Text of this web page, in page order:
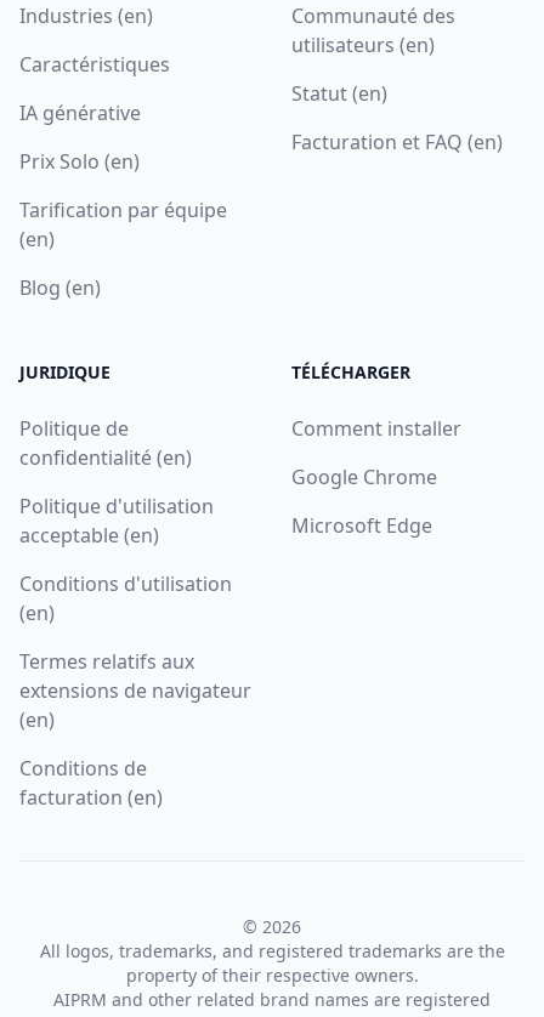
Industries (en)
Caractéristiques
IA générative
Prix Solo (en)
Tarification par équipe
(en)
Blog (en)
Communauté des
utilisateurs (en)
Statut (en)
Facturation et FAQ (en)
JURIDIQUE
Politique de
confidentialité (en)
Politique d'utilisation
acceptable (en)
Conditions d'utilisation
(en)
Termes relatifs aux
extensions de navigateur
(en)
Conditions de
facturation (en)
TÉLÉCHARGER
Comment installer
Google Chrome
Microsoft Edge
© 2026
All logos, trademarks, and registered trademarks are the
property of their respective owners.
AIPRM and other related brand names are registered